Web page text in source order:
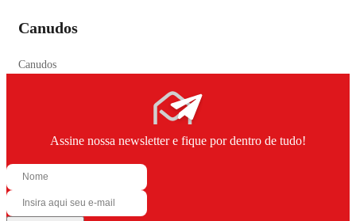
Canudos
Canudos
Assine nossa newsletter e fique por dentro de tudo!